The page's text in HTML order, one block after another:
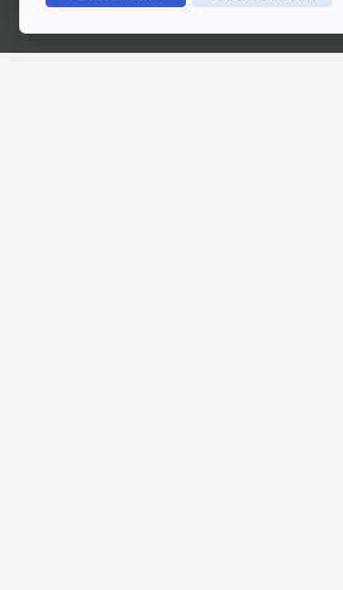
Ⓒ 2020 องค์การกระจายเสียงและแพร่ภาพสาธารณะแห่งประเทศไทย